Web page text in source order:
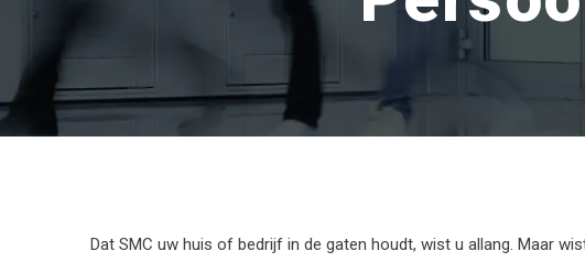
Dat SMC uw huis of bedrijf in de gaten houdt, wist u allang. Maar